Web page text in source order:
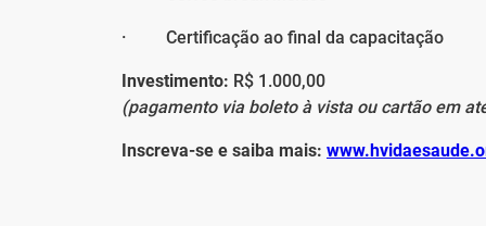
· Certificação ao final da capacitação
Investimento: R$ 1.000,00
(pagamento via boleto à vista ou cartão em
Inscreva-se e saiba mais: